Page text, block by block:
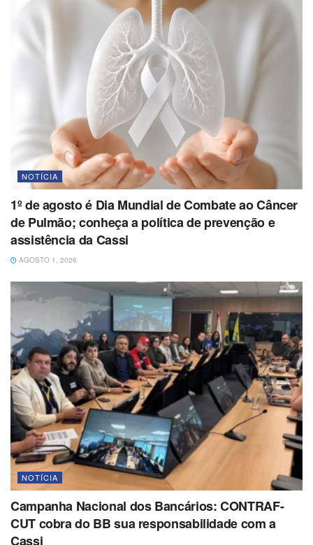
NOTÍCIA
1º de agosto é Dia Mundial de Combate ao Câncer
de Pulmão; conheça a política de prevenção e
assistência da Cassi
AGOSTO 1, 2026
NOTÍCIA
Campanha Nacional dos Bancários: CONTRAF-
CUT cobra do BB sua responsabilidade com a
Cassi